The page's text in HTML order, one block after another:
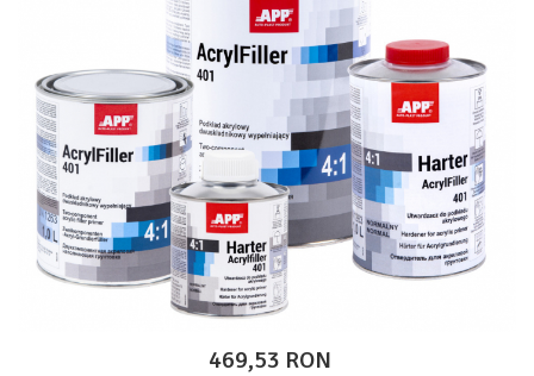
Vopsire
Sisteme si pahare PPS
Pahare de amestec
Curatare
Tinichigerie
469,53 RON